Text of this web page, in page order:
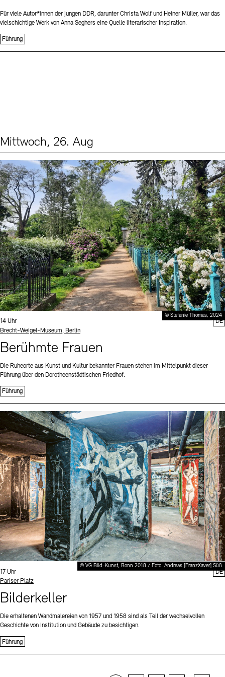
Für viele Autor*innen der jungen DDR, darunter Christa Wolf und Heiner Müller, war das
vielschichtige Werk von Anna Seghers eine Quelle literarischer Inspiration.
Führung
Mittwoch, 26. Aug
© Stefanie Thomas, 2024
Uhrzeit:
14 Uhr
Standort
Brecht-Weigel-Museum, Berlin
Berühmte Frauen
Die Ruheorte aus Kunst und Kultur bekannter Frauen stehen im Mittelpunkt dieser
Führung über den Dorotheenstädtischen Friedhof.
Führung
DE
© VG Bild-Kunst, Bonn 2018 / Foto: Andreas [FranzXaver] Süß
Uhrzeit:
17 Uhr
Standort
Pariser Platz
Bilderkeller
Die erhaltenen Wandmalereien von 1957 und 1958 sind als Teil der wechselvollen
Geschichte von Institution und Gebäude zu besichtigen.
Führung
DE